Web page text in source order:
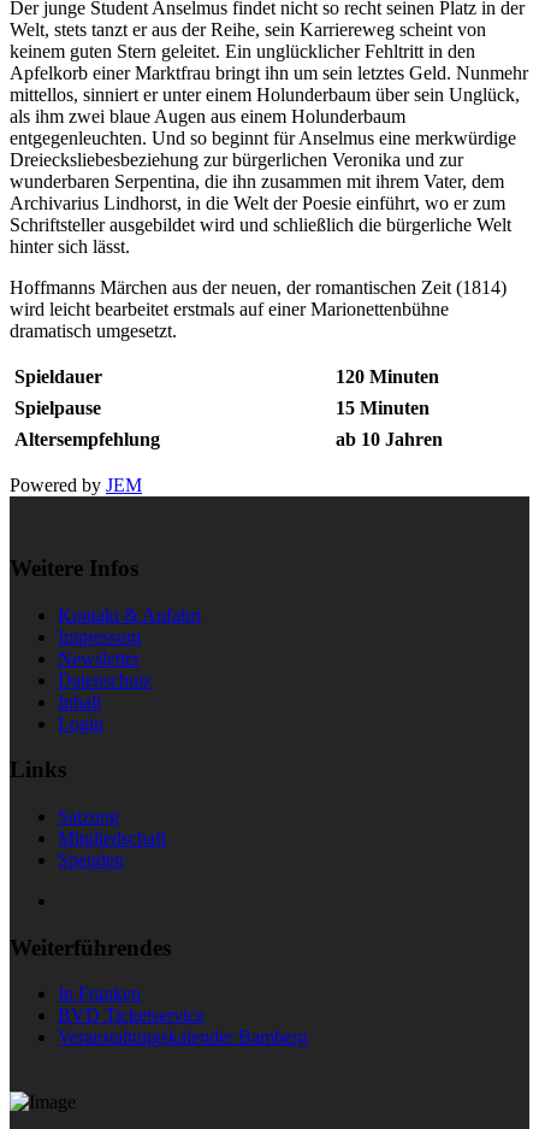
Der junge Student Anselmus findet nicht so recht seinen Platz in der
Welt, stets tanzt er aus der Reihe, sein Karriereweg scheint von
keinem guten Stern geleitet. Ein unglücklicher Fehltritt in den
Apfelkorb einer Marktfrau bringt ihn um sein letztes Geld. Nunmehr
mittellos, sinniert er unter einem Holunderbaum über sein Unglück,
als ihm zwei blaue Augen aus einem Holunderbaum
entgegenleuchten. Und so beginnt für Anselmus eine merkwürdige
Dreiecksliebesbeziehung zur bürgerlichen Veronika und zur
wunderbaren Serpentina, die ihn zusammen mit ihrem Vater, dem
Archivarius Lindhorst, in die Welt der Poesie einführt, wo er zum
Schriftsteller ausgebildet wird und schließlich die bürgerliche Welt
hinter sich lässt.
Hoffmanns Märchen aus der neuen, der romantischen Zeit (1814)
wird leicht bearbeitet erstmals auf einer Marionettenbühne
dramatisch umgesetzt.
Spieldauer
120 Minuten
Spielpause
15 Minuten
Altersempfehlung
ab 10 Jahren
Powered by JEM
Weitere Infos
Kontakt & Anfahrt
Impressum
Newsletter
Datenschutz
Inhalt
Login
Links
Satzung
Mitgliedschaft
Spenden
Weiterführendes
In Franken
BVD Ticketservice
Veranstaltungskalender Bamberg